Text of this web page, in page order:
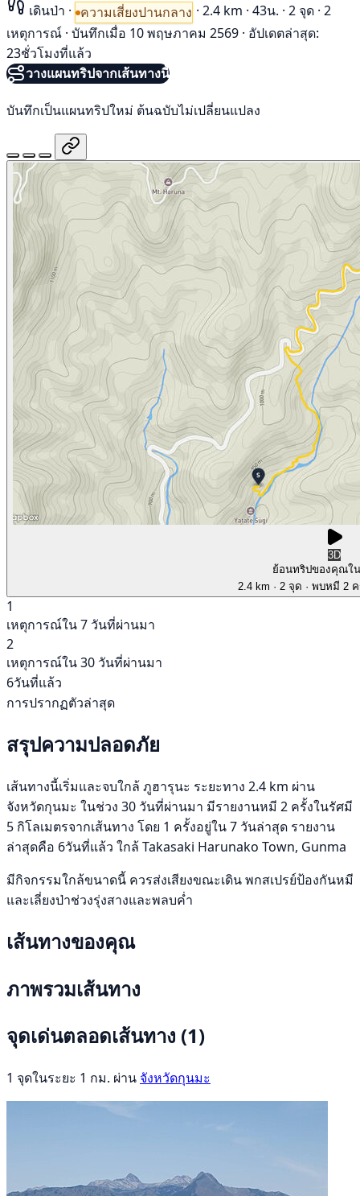
เดินป่า · ความเสี่ยงปานกลาง · 2.4 km · 43น. · 2 จุด · 2
เหตุการณ์ · บันทึกเมื่อ 10 พฤษภาคม 2569 · อัปเดตล่าสุด:
23ชั่วโมงที่แล้ว
วางแผนทริปจากเส้นทางนี้
บันทึกเป็นแผนทริปใหม่ ต้นฉบับไม่เปลี่ยนแปลง
3D
ย้อนทริปของคุณใ
2.4 km · 2 จุด · พบหมี 2
1
เหตุการณ์ใน 7 วันที่ผ่านมา
2
เหตุการณ์ใน 30 วันที่ผ่านมา
6วันที่แล้ว
การปรากฏตัวล่าสุด
สรุปความปลอดภัย
เส้นทางนี้เริ่มและจบใกล้ ภูฮารุนะ ระยะทาง 2.4 km ผ่าน
จังหวัดกุนมะ ในช่วง 30 วันที่ผ่านมา มีรายงานหมี 2 ครั้งในรัศมี
5 กิโลเมตรจากเส้นทาง โดย 1 ครั้งอยู่ใน 7 วันล่าสุด รายงาน
ล่าสุดคือ 6วันที่แล้ว ใกล้ Takasaki Harunako Town, Gunma
มีกิจกรรมใกล้ขนาดนี้ ควรส่งเสียงขณะเดิน พกสเปรย์ป้องกันหมี
และเลี่ยงป่าช่วงรุ่งสางและพลบค่ำ
เส้นทางของคุณ
ภาพรวมเส้นทาง
จุดเด่นตลอดเส้นทาง (1)
1 จุดในระยะ 1 กม. ผ่าน จังหวัดกุนมะ